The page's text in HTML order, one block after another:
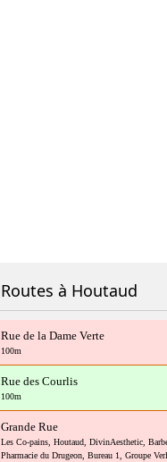
Routes à Houtaud
Rue de la Dame Verte
100m
Rue des Courlis
100m
Grande Rue
Les Co-pains, Houtaud, DivinAesthetic,
Pharmacie du Drugeon, Bureau 1 Groupe